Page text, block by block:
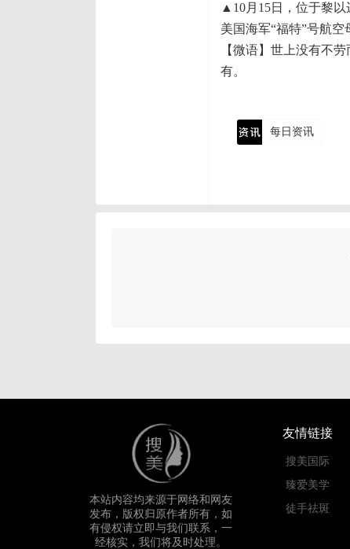
▲10月15日，位于黎以
美国海军“福特”号航
【微语】世上没有不
有。
每日资讯
本站内容均来源于网络和网友
发布，版权归原作者所有，如
有侵权请立即与我们联系，一
经核实，我们将及时处理。
友情链接
搜美国际
臻爱美学
徒手祛斑